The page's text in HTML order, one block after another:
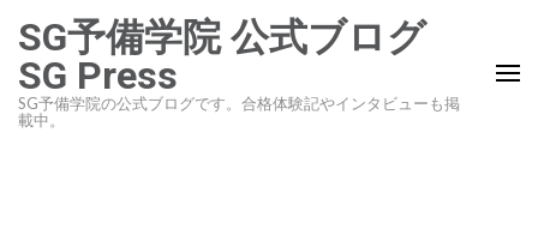
ン
テ
ン
SG予備学院 公式ブログ
SG Press
SG予備学院の公式ブログです。合格体験記やインタビューも掲
載中。